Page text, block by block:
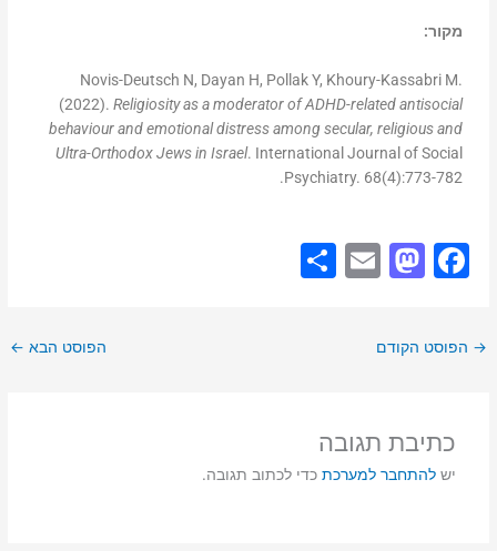
מקור:
Novis-Deutsch N, Dayan H, Pollak Y, Khoury-Kassabri M.
(2022). Religiosity as a moderator of ADHD-related antisocial
behaviour and emotional distress among secular, religious and
Ultra-Orthodox Jews in Israel. International Journal of Social
Psychiatry. 68(4):773-782.
F
e
o
o
M
o
o
n
E
→ הפוסט הקודם הפוסט הבא ←
כתיבת תגובה
יש להתחבר למערכתכדי לכתוב תגובה.